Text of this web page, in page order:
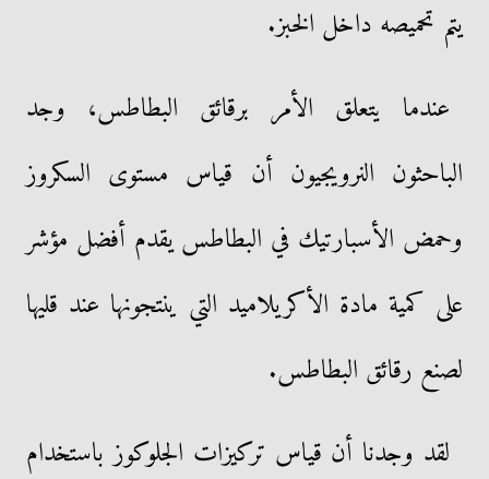
يتم تحميصه داخل الخبز.
عندما يتعلق الأمر برقائق البطاطس، وجد
الباحثون النرويجيون أن قياس مستوى السكروز
وحمض الأسبارتيك في البطاطس يقدم أفضل مؤشر
على كمية مادة الأكريلاميد التي ينتجونها عند قليها
لصنع رقائق البطاطس.
لقد وجدنا أن قياس تركيزات الجلوكوز باستخدام